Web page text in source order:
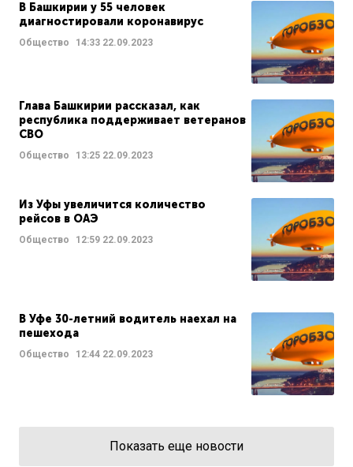
В Башкирии у 55 человек
диагностировали коронавирус
Общество 14:33 22.09.2023
Глава Башкирии рассказал, как
республика поддерживает ветеранов
СВО
Общество 13:25 22.09.2023
Из Уфы увеличится количество
рейсов в ОАЭ
Общество 12:59 22.09.2023
В Уфе 30-летний водитель наехал на
пешехода
Общество 12:44 22.09.2023
Показать еще новости